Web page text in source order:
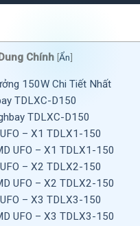
Chính [Ẩn]
150W Chi Tiết Nhất
TDLXC-D150
TDLXC-D150
– X1 TDLX1-150
UFO – X1 TDLX1-150
– X2 TDLX2-150
UFO – X2 TDLX2-150
– X3 TDLX3-150
UFO – X3 TDLX3-150